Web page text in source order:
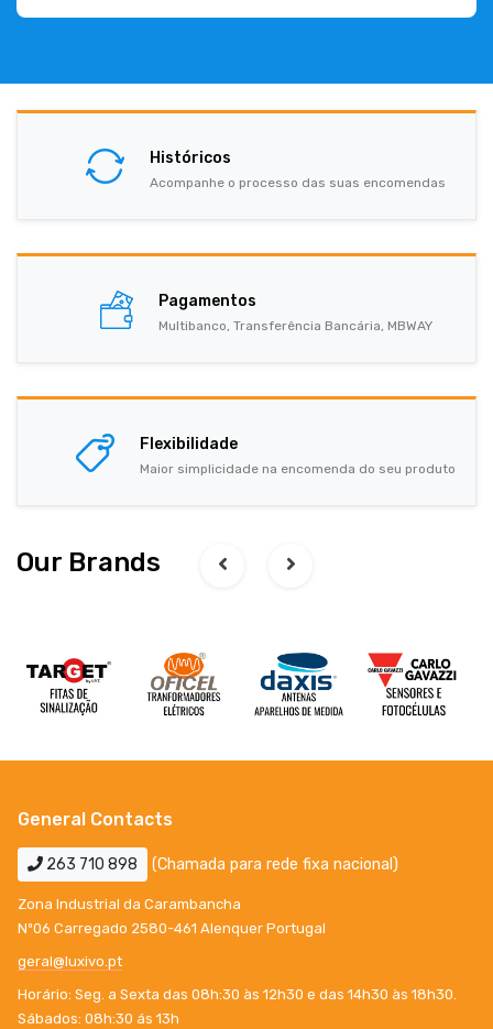
Históricos
Acompanhe o processo das suas encomendas
Pagamentos
Multibanco, Transferência Bancária, MBWAY
Flexibilidade
Maior simplicidade na encomenda do seu produto
Our Brands
General Contacts
263 710 898 (Chamada para rede fixa nacional)
Zona Industrial da Carambancha
Nº06 Carregado 2580-461 Alenquer Portugal
geral@luxivo.pt
Horário: Seg. a Sexta das 08h:30 às 12h30 e das 14h30 às 18h30.
Sábados: 08h:30 ás 13h